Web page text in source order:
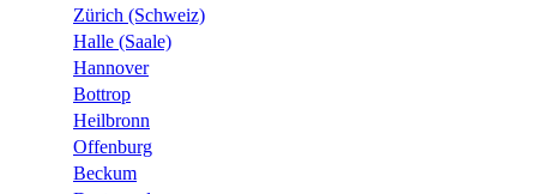
Zürich (Schweiz)
Halle (Saale)
Hannover
Bottrop
Heilbronn
Offenburg
Beckum